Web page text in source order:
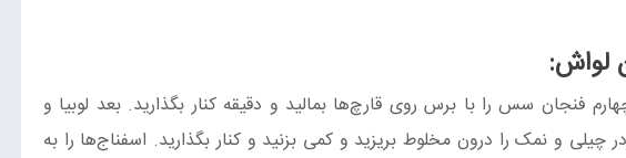
لواش:
فنجان سس را با برس روی قارچ‌ها بمالید و دقیقه کنار بگذارید. بعد لوبیا و
و نمک را درون مخلوط بریزید و کمی بزنید و کنار بگذارید. اسفناج‌ها را به